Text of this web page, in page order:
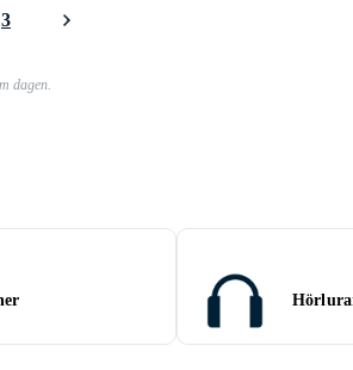
3
dagen.